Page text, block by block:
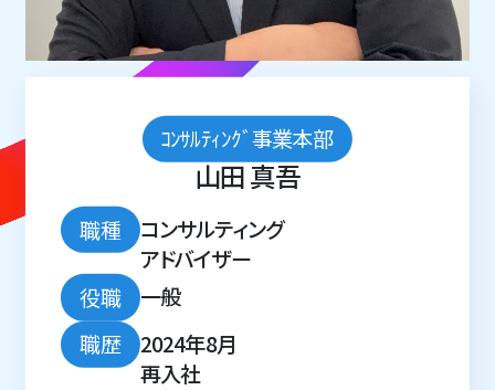
ｺﾝｻﾙﾃｨﾝｸﾞ事業本部
山田 真吾
職種
コンサルティング
アドバイザー
役職 一般
職歴 2024年8月
再入社